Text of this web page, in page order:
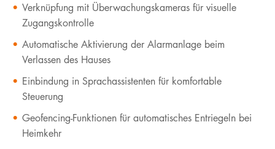
Verknüpfung mit Überwachungskameras für visuelle
Zugangskontrolle
Automatische Aktivierung der Alarmanlage beim
Verlassen des Hauses
Einbindung in Sprachassistenten für komfortable
Steuerung
Geofencing-Funktionen für automatisches Entriegeln bei
Heimkehr